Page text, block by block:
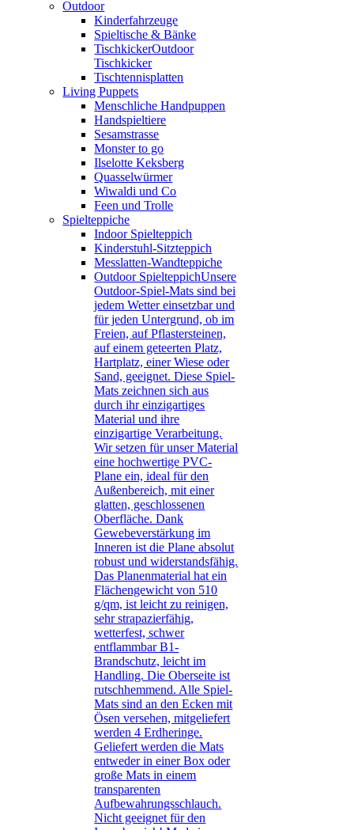
Outdoor
Kinderfahrzeuge
Spieltische & Bänke
TischkickerOutdoor
Tischkicker
Tischtennisplatten
Living Puppets
Menschliche Handpuppen
Handspieltiere
Sesamstrasse
Monster to go
Ilselotte Keksberg
Quasselwürmer
Wiwaldi und Co
Feen und Trolle
Spielteppiche
Indoor Spielteppich
Kinderstuhl-Sitzteppich
Messlatten-Wandteppiche
Outdoor SpielteppichUnsere
Outdoor-Spiel-Mats sind bei
jedem Wetter einsetzbar und
für jeden Untergrund, ob im
Freien, auf Pflastersteinen,
auf einem geteerten Platz,
Hartplatz, einer Wiese oder
Sand, geeignet. Diese Spiel-
Mats zeichnen sich aus
durch ihr einzigartiges
Material und ihre
einzigartige Verarbeitung.
Wir setzen für unser Material
eine hochwertige PVC-
Plane ein, ideal für den
Außenbereich, mit einer
glatten, geschlossenen
Oberfläche. Dank
Gewebeverstärkung im
Inneren ist die Plane absolut
robust und widerstandsfähig.
Das Planenmaterial hat ein
Flächengewicht von 510
g/qm, ist leicht zu reinigen,
sehr strapazierfähig,
wetterfest, schwer
entflammbar B1-
Brandschutz, leicht im
Handling. Die Oberseite ist
rutschhemmend. Alle Spiel-
Mats sind an den Ecken mit
Ösen versehen, mitgeliefert
werden 4 Erdheringe.
Geliefert werden die Mats
entweder in einer Box oder
große Mats in einem
transparenten
Aufbewahrungsschlauch.
Nicht geeignet für den